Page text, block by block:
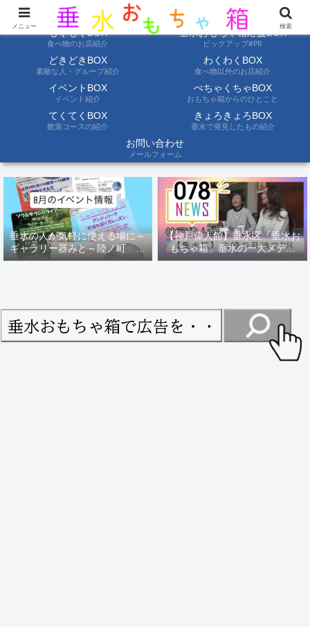
ようこそ垂水おもちゃ箱へ。垂水の情報を自分たちの目でみて聞いて伝えます
もぐもぐBOX
食べ物のお店紹介
垂水おもちゃ箱応援BOX
ピックアップ#PR
どきどきBOX
素敵な人・グループ紹介
わくわくBOX
食べ物以外のお店紹介
イベントBOX
イベント紹介
ぺちゃくちゃBOX
おもちゃ箱からのひとこと
てくてくBOX
散策コースの紹介
きょろきょろBOX
垂水で発見したもの紹介
お問い合わせ
メールフォーム
垂水の人が気軽に使える場に～
ギャラリー器みと～陸ノ町 ８
月のイベント情報
【神戸偉人館】垂水区「垂水お
もちゃ箱」垂水の一大メディ
ア！？｜神戸の魅力を凸インタ
メニュー 検索